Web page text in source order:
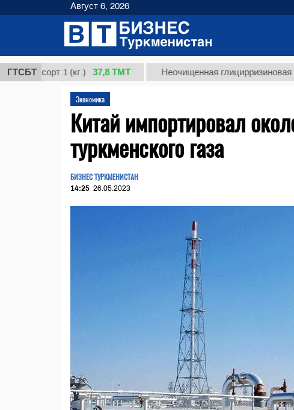
ГТСБТ
сорт 1 (кг.) 37,8 ТМТ Неочищенная глицирризиновая
Экономика
Китай импортировал
туркменского газа
БИЗНЕС ТУРКМЕНИСТАН
14:25 26.05.2023
Август 6, 2026